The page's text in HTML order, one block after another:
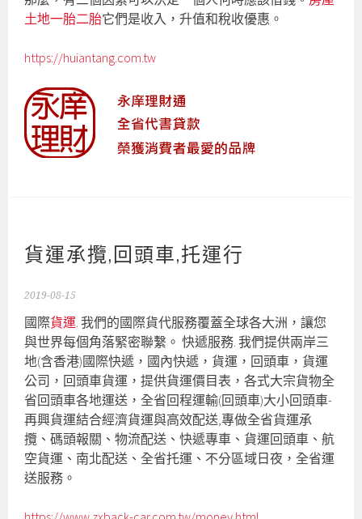
土地一胎二胎它們是收入，升值和稅收優惠。
https://huiantang.com.tw
貨運承攬,回頭車,托運行
2019-08-15
國際貨運. 我們的國際貨代服務覆蓋全球各大洲，讓您
與世界每個角落緊密聯繫。 快遞服務. 我們提供兩岸三
地(含香港)國際快遞，國內快遞，貨運，回頭車，貨運
公司，回頭車貨運，提供貨運價目表，各式大宗貨物全
省回頭車各地運送，全省回程運輸(回頭車)大小回頭車-
再興貨運結合經濟貨運與高效配送,專做全省貨運承
攬、碼頭報關、物流配送、快遞專車、貨運回頭車、航
空貨運、南北配送、全省托運、不分區域日夜，全省運
送服務。